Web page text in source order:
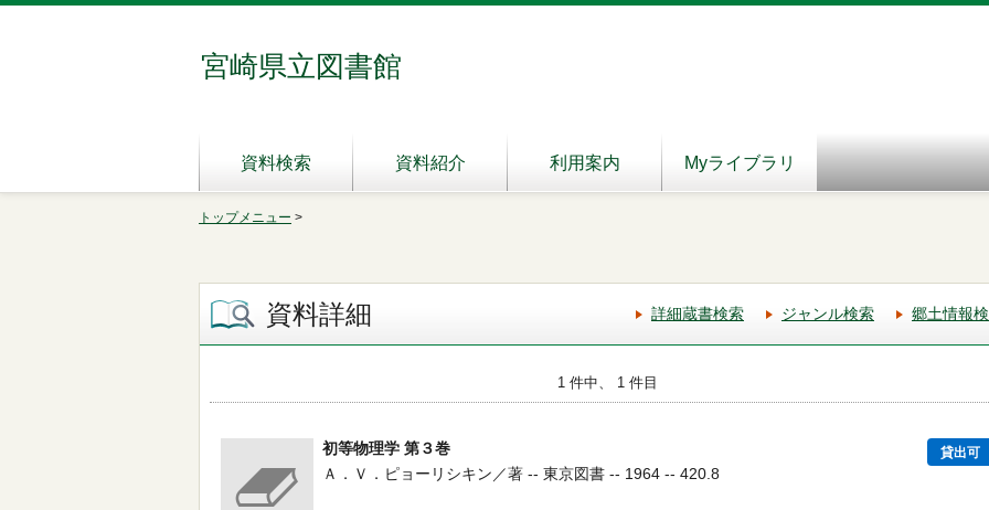
宮崎県立図書館
資料検索 資料紹介 利用案内 Myライブラリ
トップメニュー >
資料詳細 詳細蔵書検索 ジャンル検索 郷土情報
1 件中、 1 件目
初等物理学 第３巻 貸出可
Ａ．Ｖ．ピョーリシキン／著 -- 東京図書 -- 1964 -- 420.8